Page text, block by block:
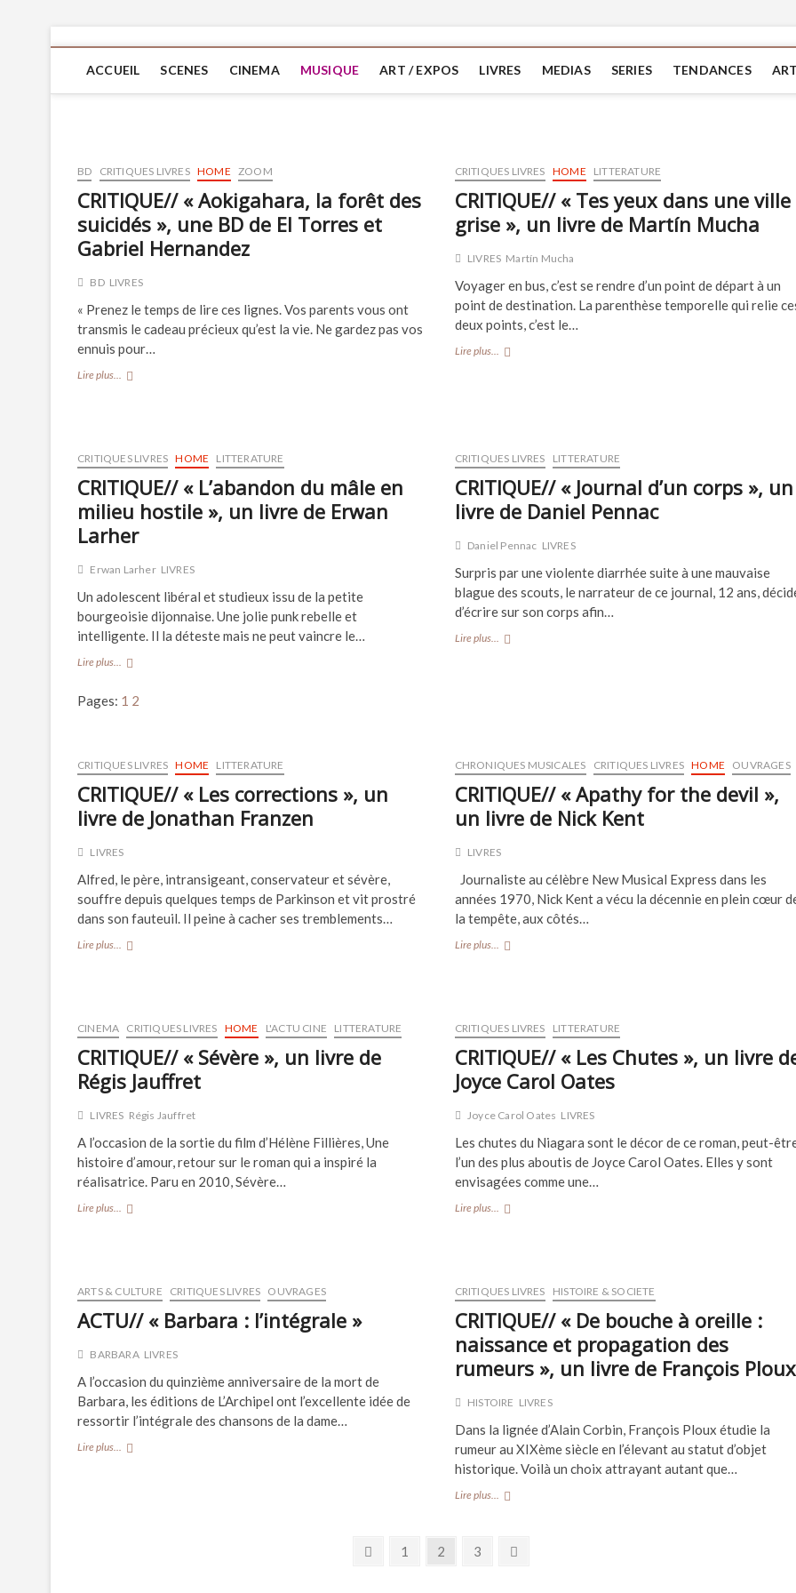
ACCUEIL SCENES CINEMA MUSIQUE ART / EXPOS LIVRES MEDIAS SERIES TENDANCES
BD CRITIQUES LIVRES HOME ZOOM
CRITIQUE// « Aokigahara, la forêt des
suicidés », une BD de El Torres et
Gabriel Hernandez
BD LIVRES
« Prenez le temps de lire ces lignes. Vos parents vous ont
transmis le cadeau précieux qu’est la vie. Ne gardez pas vos
ennuis pour…
Lire plus... CRITIQUE//
suicidés »,
une
BD
El
Torres
Gabriel
CRITIQUES LIVRES HOME LITTERATURE
CRITIQUE// « Tes yeux dans une ville
grise », un livre de Martín Mucha
LIVRES Martín Mucha
Voyager en bus, c’est se rendre d’un point de départ à un
point de destination. La parenthèse temporelle qui relie
deux points, c’est le…
Lire plus... CRITIQUE//
un
livre
de
Martín
CRITIQUES LIVRES HOME LITTERATURE
CRITIQUE// « L’abandon du mâle en
milieu hostile », un livre de Erwan
Larher
Erwan Larher LIVRES
Un adolescent libéral et studieux issu de la petite
bourgeoisie dijonnaise. Une jolie punk rebelle et
intelligente. Il la déteste mais ne peut vaincre le…
Lire plus... CRITIQUE//
du
mâle
un
livre
de
Erwan
Pages: 1 2
CRITIQUES LIVRES LITTERATURE
CRITIQUE// « Journal d’un corps », un
livre de Daniel Pennac
Daniel Pennac LIVRES
Surpris par une violente diarrhée suite à une mauvaise
blague des scouts, le narrateur de ce journal, 12 ans,
d’écrire sur son corps afin…
Lire plus... CRITIQUE//
Pennac
CRITIQUES LIVRES HOME LITTERATURE
CRITIQUE// « Les corrections », un
livre de Jonathan Franzen
LIVRES
Alfred, le père, intransigeant, conservateur et sévère,
souffre depuis quelques temps de Parkinson et vit prostré
dans son fauteuil. Il peine à cacher ses tremblements…
Lire plus... CRITIQUE//
de
Jonathan
Franzen
CHRONIQUES MUSICALES CRITIQUES LIVRES HOME OUVRAGES
CRITIQUE// « Apathy for the devil »,
un livre de Nick Kent
LIVRES
Journaliste au célèbre New Musical Express dans les
années 1970, Nick Kent a vécu la décennie en plein cœur
la tempête, aux côtés…
Lire plus... CRITIQUE//
un
livre
de
Nick
Kent
CINEMA CRITIQUES LIVRES HOME L'ACTU CINE LITTERATURE
CRITIQUE// « Sévère », un livre de
Régis Jauffret
LIVRES Régis Jauffret
A l’occasion de la sortie du film d’Hélène Fillières, Une
histoire d’amour, retour sur le roman qui a inspiré la
réalisatrice. Paru en 2010, Sévère…
Lire plus... CRITIQUE//
Régis
Jauffret
CRITIQUES LIVRES LITTERATURE
CRITIQUE// « Les Chutes », un livre
Joyce Carol Oates
Joyce Carol Oates LIVRES
Les chutes du Niagara sont le décor de ce roman, peut-
l’un des plus aboutis de Joyce Carol Oates. Elles y sont
envisagées comme une…
Lire plus... CRITIQUE//
de
Joyce
Carol
Oates
ARTS & CULTURE CRITIQUES LIVRES OUVRAGES
ACTU// « Barbara : l’intégrale »
BARBARA LIVRES
A l’occasion du quinzième anniversaire de la mort de
Barbara, les éditions de L’Archipel ont l’excellente idée de
ressortir l’intégrale des chansons de la dame…
Lire plus... ACTU//
CRITIQUES LIVRES HISTOIRE & SOCIETE
CRITIQUE// « De bouche à oreille :
naissance et propagation des
rumeurs », un livre de François Ploux
HISTOIRE LIVRES
Dans la lignée d’Alain Corbin, François Ploux étudie la
rumeur au XIXème siècle en l’élevant au statut d’objet
historique. Voilà un choix attrayant autant que…
Lire plus... CRITIQUE//
oreille
Previous
Page
1 Page
2 Page
3